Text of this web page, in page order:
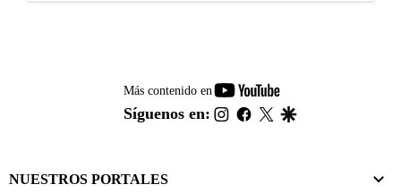
Más contenido en
youtube-
footer
Síguenos en: instagram
facebook
twitter
NUESTROS PORTALES